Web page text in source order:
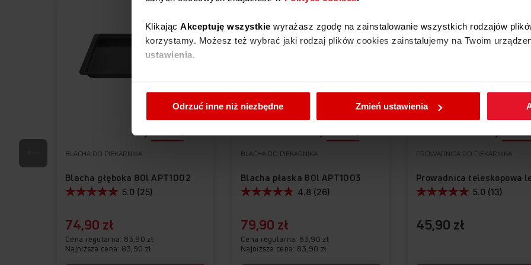
Klikając Akceptuję wszystkie wyrażasz zgodę na zainstalowanie wszystkich rodzajów
korzystamy. Możesz też wybrać jaki rodzaj plików cookies zainstalujemy na Twoim
ustawienia.
W każdej chwili możesz zmienić wybrane przez Ciebie ustawienia plików cookies wchodząc
Odrzuć inne niż niezbędne
Zmień ustawienia
74,90 zł
Cena regularna 83,90 zł
Najniższa cena: 83,90 zł
BLACHA DO PIEKARNIKA
Blacha głęboka 80l APT1002
5.0 (25)
PROMOCJA
79,90 zł
Cena regularna 83,90 zł
Najniższa cena: 83,90 zł
BLACHA DO PIEKARNIKA
Blacha płaska 80l APT1003
4.8 (26)
45,90 zł
PROWADNICA DO PIEKARNIKA
5.0 (13)